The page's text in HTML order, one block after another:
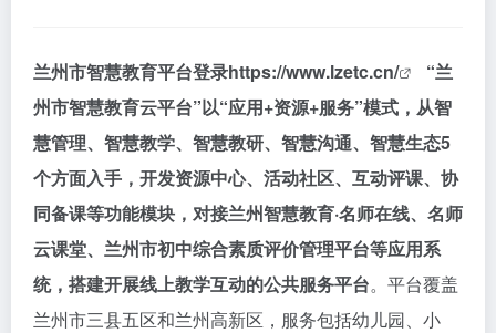
兰州市智慧教育平台登录https://www.lzetc.cn/
“兰
州市智慧教育云平台”以“应用+资源+服务”模式，从智
慧管理、智慧教学、智慧教研、智慧沟通、智慧生态5
个方面入手，开发资源中心、活动社区、互动评课、协
同备课等功能模块，对接兰州智慧教育·名师在线、名师
云课堂、兰州市初中综合素质评价管理平台等应用系
统，搭建开展线上教学互动的公共服务平台。平台覆盖
兰州市三县五区和兰州高新区，服务包括幼儿园、小